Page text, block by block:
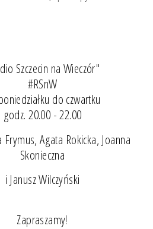
Szczecin na Wieczór"
#RSnW
do czwartku
godz. 20.00 - 22.00
Frymus, Agata Rokicka, Joanna
Skonieczna
i Janusz Wilczyński
Zapraszamy!